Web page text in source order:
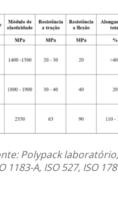
Polypack
1183-A, ISO 527, ISO